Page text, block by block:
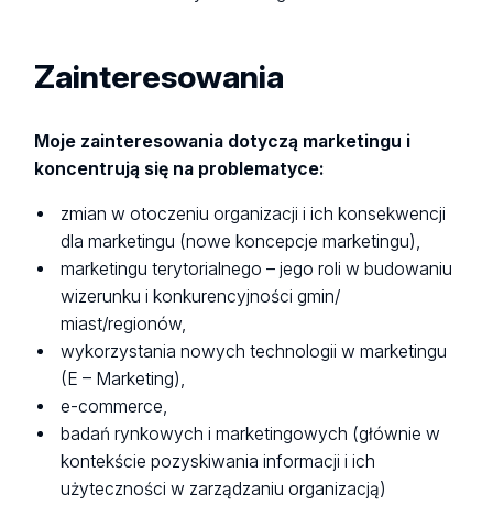
Zainteresowania
Moje zainteresowania dotyczą marketingu i
koncentrują się na problematyce:
zmian w otoczeniu organizacji i ich konsekwencji
dla marketingu (nowe koncepcje marketingu),
marketingu terytorialnego – jego roli w budowaniu
wizerunku i konkurencyjności gmin/
miast/regionów,
wykorzystania nowych technologii w marketingu
(E – Marketing),
e-commerce,
badań rynkowych i marketingowych (głównie w
kontekście pozyskiwania informacji i ich
użyteczności w zarządzaniu organizacją)